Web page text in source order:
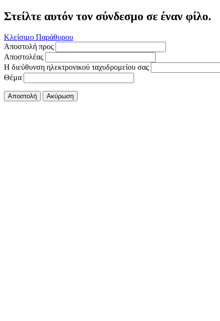
Στείλτε αυτόν τον σύνδεσμο σε έναν φίλο.
Κλείσιμο Παράθυρου
Αποστολή προς
Αποστολέας
Η διεύθυνση ηλεκτρονικού ταχυδρομείου σας
Θέμα
Αποστολή Ακύρωση